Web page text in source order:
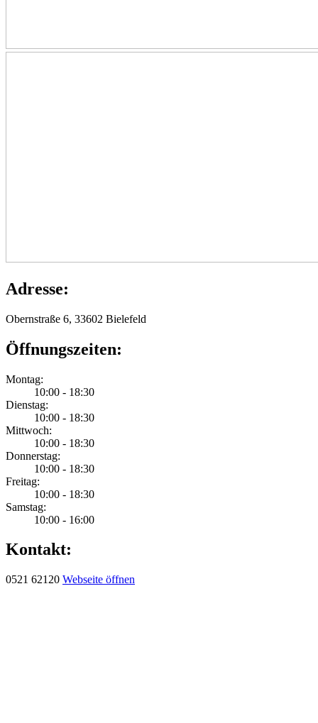
Adresse:
Obernstraße 6, 33602 Bielefeld
Öffnungszeiten:
Montag:
10:00 - 18:30
Dienstag:
10:00 - 18:30
Mittwoch:
10:00 - 18:30
Donnerstag:
10:00 - 18:30
Freitag:
10:00 - 18:30
Samstag:
10:00 - 16:00
Kontakt:
0521 62120 Webseite öffnen